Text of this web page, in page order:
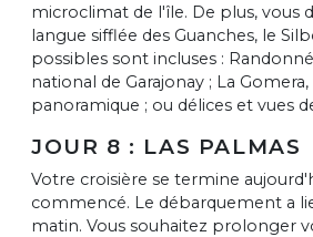
microclimat de l'île. De plus, vous
langue sifflée des Guanches, le
possibles sont incluses :
national de Garajonay ; La
panoramique ; ou délices et vues
JOUR 8 : LAS PALMAS
Votre croisière se termine
commencé. Le débarquement a
matin. Vous souhaitez prolonger